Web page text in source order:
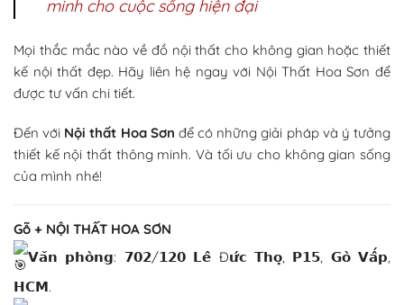
minh cho cuộc sống hiện đại
Mọi thắc mắc nào về đồ nội thất cho không gian hoặc thiết
kế nội thất đẹp. Hãy liên hệ ngay với Nội Thất Hoa Sơn để
được tư vấn chi tiết.
Đến với Nội thất Hoa Sơn để có những giải pháp và ý tưởng
thiết kế nội thất thông minh. Và tối ưu cho không gian sống
của mình nhé!
Gỗ + NỘI THẤT HOA SƠN
𝗩𝗮̆𝗻 𝗽𝗵𝗼̀𝗻𝗴: 𝟳𝟬𝟮/𝟭𝟮𝟬 𝗟𝗲̂ Đ𝘂̛́𝗰 𝗧𝗵𝗼̣, 𝗣𝟭𝟱, 𝗚𝗼̀ 𝗩𝗮̂́𝗽,
𝗛𝗖𝗠.